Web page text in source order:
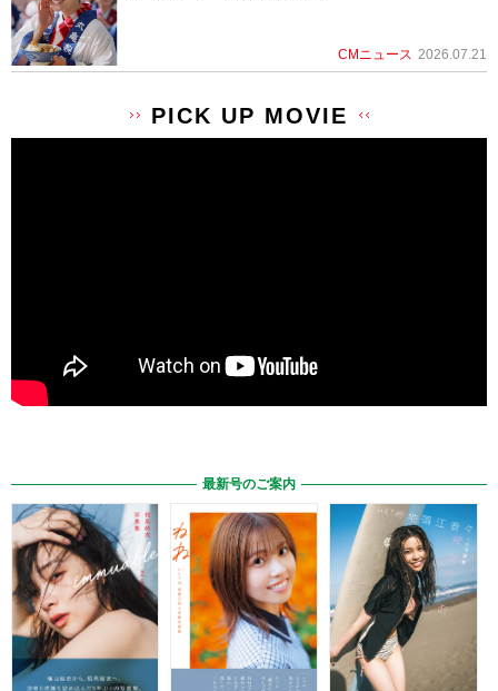
CMニュース 2026.07.21
PICK UP MOVIE
最新号のご案内